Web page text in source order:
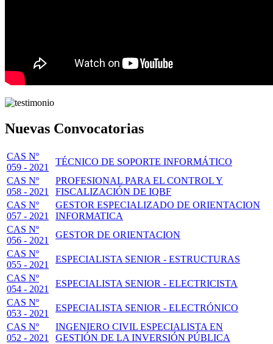
Nuevas Convocatorias
CAS Nº
059 - 2021
TÉCNICO DE SOPORTE INFORMÁTICO
CAS Nº
058 - 2021
PROFESIONAL PARA EL CONTROL Y
FISCALIZACIÓN DE IQBF
CAS Nº
057 - 2021
GESTOR ESPECIALIZADO DE ORIENTACION
INFORMATICA
CAS Nº
056 - 2021
GESTOR DE ORIENTACION
CAS Nº
055 - 2021
ESPECIALISTA SENIOR - ESTRUCTURAS
CAS Nº
054 - 2021
ESPECIALISTA SENIOR - ELECTRICISTA
CAS Nº
053 - 2021
ESPECIALISTA SENIOR - ELECTRÓNICO
CAS Nº
052 - 2021
INGENIERO CIVIL ESPECIALISTA EN
GESTIÓN DE LA INVERSIÓN PÚBLICA